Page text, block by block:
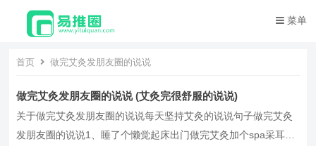
菜单
首页 做完艾灸发朋友圈的说说
做完艾灸发朋友圈的说说 (艾灸完很舒服的说说)
关于做完艾灸发朋友圈的说说每天坚持艾灸的说说句子做完艾灸
发朋友圈的说说1、睡了个懒觉起床出门做完艾灸加个spa采耳也